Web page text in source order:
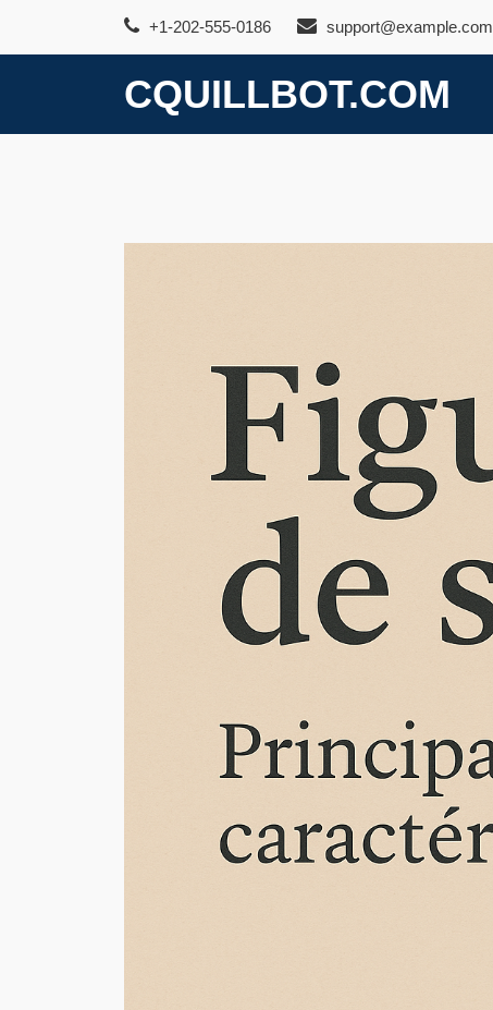
+1-202-555-0186 support@example.com
CQUILLBOT.COM